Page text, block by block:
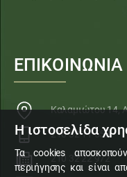
ΕΠΙΚΟΙΝΩΝΙΑ
Καλαμιώτου 14,
210 32 11 553
210 32 22 972
Η ιστοσελίδα
Τα cookies
περιήγησης και είναι